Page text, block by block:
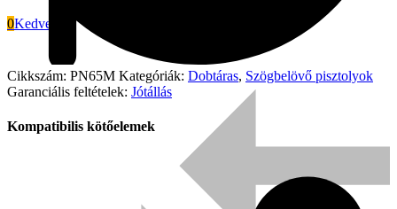
Signode
0Kedvenc
Cikkszám: PN65M Kategóriák: Dobtáras, Szögbelövő pisztolyok
Garanciális feltételek: Jótállás
Kompatibilis kötőelemek